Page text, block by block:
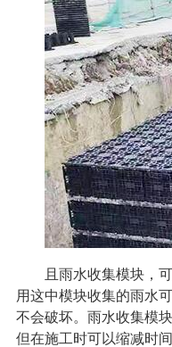
且雨水收集模块，
用这中模块收集的雨水
不会破坏。雨水收集模
但在施工时可以缩减时